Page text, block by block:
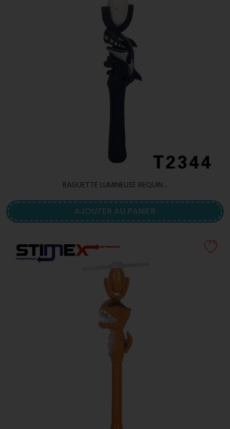
BAGUETTE LUMINEUSE REQUIN...
AJOUTER AU PANIER